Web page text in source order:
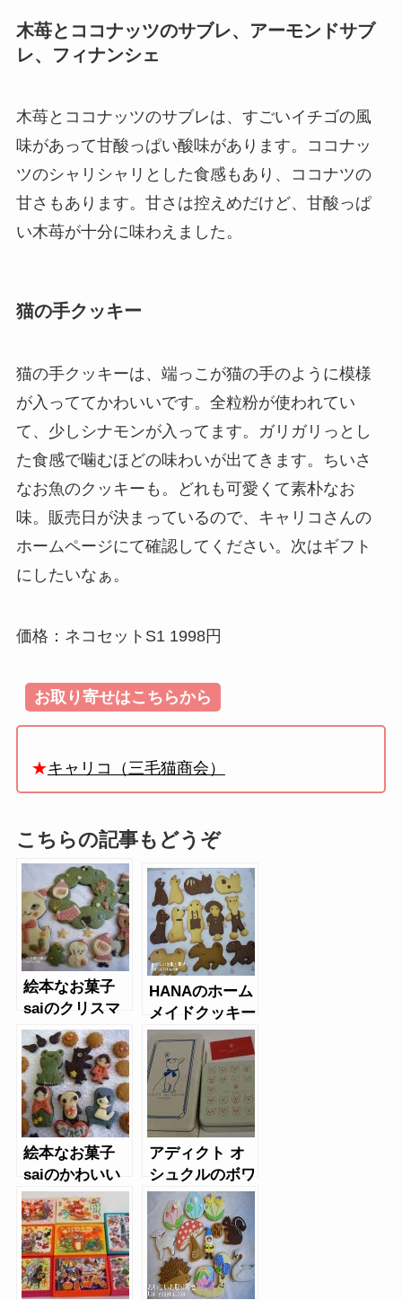
木苺とココナッツのサブレ、アーモンドサブ
レ、フィナンシェ
木苺とココナッツのサブレは、すごいイチゴの風
味があって甘酸っぱい酸味があります。ココナッ
ツのシャリシャリとした食感もあり、ココナツの
甘さもあります。甘さは控えめだけど、甘酸っぱ
い木苺が十分に味わえました。
猫の手クッキー
猫の手クッキーは、端っこが猫の手のように模様
が入っててかわいいです。全粒粉が使われてい
て、少しシナモンが入ってます。ガリガリっとし
た食感で噛むほどの味わいが出てきます。ちいさ
なお魚のクッキーも。どれも可愛くて素朴なお
味。販売日が決まっているので、キャリコさんの
ホームページにて確認してください。次はギフト
にしたいなぁ。
価格：ネコセットS1 1998円
お取り寄せはこちらから
★キャリコ（三毛猫商会）
こちらの記事もどうぞ
絵本なお菓子
saiのクリスマ
スクッキー
HANAのホーム
メイドクッキー
絵本なお菓子
saiのかわいい
クッキー
アディクト オ
シュクルのボワ
ットレシャ缶・
ブルー缶